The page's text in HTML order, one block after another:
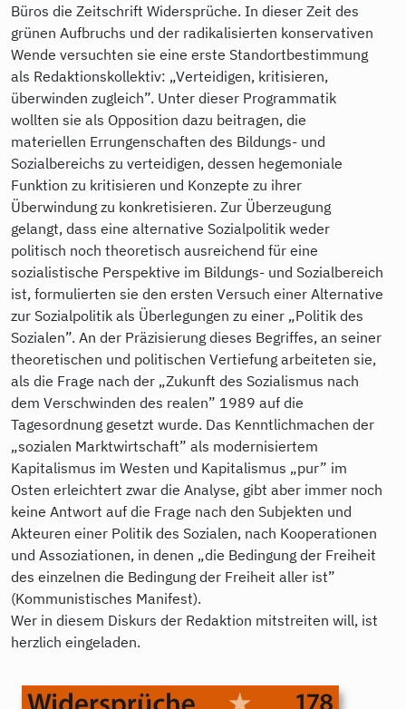
Büros die Zeitschrift Widersprüche. In dieser Zeit des
grünen Aufbruchs und der radikalisierten konservativen
Wende versuchten sie eine erste Standortbestimmung
als Redaktionskollektiv: „Verteidigen, kritisieren,
überwinden zugleich”. Unter dieser Programmatik
wollten sie als Opposition dazu beitragen, die
materiellen Errungenschaften des Bildungs- und
Sozialbereichs zu verteidigen, dessen hegemoniale
Funktion zu kritisieren und Konzepte zu ihrer
Überwindung zu konkretisieren. Zur Überzeugung
gelangt, dass eine alternative Sozialpolitik weder
politisch noch theoretisch ausreichend für eine
sozialistische Perspektive im Bildungs- und Sozialbereich
ist, formulierten sie den ersten Versuch einer Alternative
zur Sozialpolitik als Überlegungen zu einer „Politik des
Sozialen”. An der Präzisierung dieses Begriffes, an seiner
theoretischen und politischen Vertiefung arbeiteten sie,
als die Frage nach der „Zukunft des Sozialismus nach
dem Verschwinden des realen” 1989 auf die
Tagesordnung gesetzt wurde. Das Kenntlichmachen der
„sozialen Marktwirtschaft” als modernisiertem
Kapitalismus im Westen und Kapitalismus „pur” im
Osten erleichtert zwar die Analyse, gibt aber immer noch
keine Antwort auf die Frage nach den Subjekten und
Akteuren einer Politik des Sozialen, nach Kooperationen
und Assoziationen, in denen „die Bedingung der Freiheit
des einzelnen die Bedingung der Freiheit aller ist”
(Kommunistisches Manifest).
Wer in diesem Diskurs der Redaktion mitstreiten will, ist
herzlich eingeladen.
9783986340186.jpg